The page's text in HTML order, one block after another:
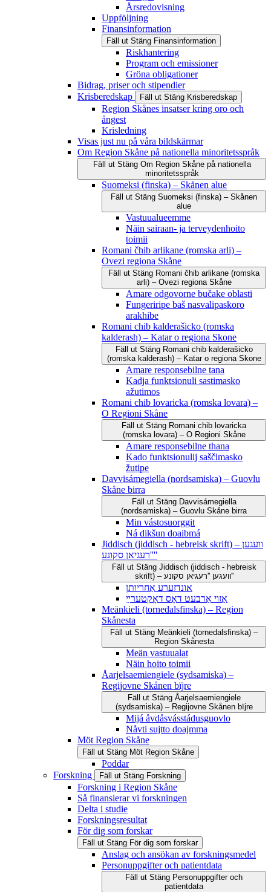
Årsredovisning
Uppföljning
Finansinformation
Fäll ut Stäng Finansinformation
Riskhantering
Program och emissioner
Gröna obligationer
Bidrag, priser och stipendier
Krisberedskap
Fäll ut Stäng Krisberedskap
Region Skånes insatser kring oro och
ångest
Krisledning
Visas just nu på våra bildskärmar
Om Region Skåne på nationella minoritetsspråk
Fäll ut Stäng Om Region Skåne på nationella
minoritetsspråk
Suomeksi (finska) – Skånen alue
Fäll ut Stäng Suomeksi (finska) – Skånen
alue
Vastuualueemme
Näin sairaan- ja terveydenhoito
toimii
Romani čhib arlikane (romska arli) –
Ovezi regiona Skåne
Fäll ut Stäng Romani čhib arlikane (romska
arli) – Ovezi regiona Skåne
Amare odgovorne bučake oblasti
Fungeriripe baš nasvalipaskoro
arakhibe
Romani chib kalderašicko (romska
kalderash) – Katar o regiona Skone
Fäll ut Stäng Romani chib kalderašicko
(romska kalderash) – Katar o regiona Skone
Amare responsebilne tana
Kadja funktsionuli sastimasko
ažutimos
Romani chib lovaricka (romska lovara) –
O Regioni Skåne
Fäll ut Stäng Romani chib lovaricka
(romska lovara) – O Regioni Skåne
Amare responsebilne thana
Kado funktsionulij saščimasko
žutipe
Davvisámegiella (nordsamiska) – Guovlu
Skåne birra
Fäll ut Stäng Davvisámegiella
(nordsamiska) – Guovlu Skåne birra
Min vástosuorggit
Ná dikšun doaibmá
Jiddisch (jiddisch - hebreisk skrift) – וועגען
''רעגיאן סקונע''
Fäll ut Stäng Jiddisch (jiddisch - hebreisk
skrift) – וועגען ''רעגיאן סקונע''
אונדזערע אַחריותן
אַזוי אַרבעט דאָס דאָקטערײַ
Meänkieli (tornedalsfinska) – Region
Skånesta
Fäll ut Stäng Meänkieli (tornedalsfinska) –
Region Skånesta
Meän vastuualat
Näin hoito toimii
Åarjelsaemiengiele (sydsamiska) –
Regijovne Skånen bïjre
Fäll ut Stäng Åarjelsaemiengiele
(sydsamiska) – Regijovne Skånen bïjre
Mijá åvdåsvásstádusguovlo
Nåvti sujtto doajmma
Möt Region Skåne
Fäll ut Stäng Möt Region Skåne
Poddar
Forskning
Fäll ut Stäng Forskning
Forskning i Region Skåne
Så finansierar vi forskningen
Delta i studie
Forskningsresultat
För dig som forskar
Fäll ut Stäng För dig som forskar
Anslag och ansökan av forskningsmedel
Personuppgifter och patientdata
Fäll ut Stäng Personuppgifter och
patientdata